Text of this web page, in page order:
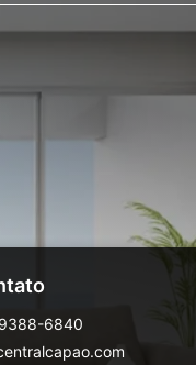
6840